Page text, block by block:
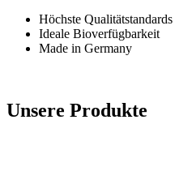
Höchste Qualitätstandards
Ideale Bioverfügbarkeit
Made in Germany
Unsere Produkte